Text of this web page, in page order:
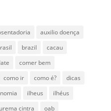
auxilio doença
brazil
cacau
comer bem
como ir como é?
dicas
ilheus
ilhéus
cintra oab